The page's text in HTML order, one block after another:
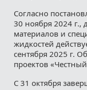
Согласно
30 ноября 2024 г.,
материалов и
жидкостей
сентября 2025 г.
проектов
С 31 октября